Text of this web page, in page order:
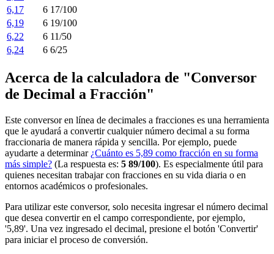
6,17
6 17/100
6,19
6 19/100
6,22
6 11/50
6,24
6 6/25
Acerca de la calculadora de "Conversor
de Decimal a Fracción"
Este conversor en línea de decimales a fracciones es una herramienta
que le ayudará a convertir cualquier número decimal a su forma
fraccionaria de manera rápida y sencilla. Por ejemplo, puede
ayudarte a determinar ¿Cuánto es 5,89 como fracción en su forma
más simple? (La respuesta es: 5 89/100). Es especialmente útil para
quienes necesitan trabajar con fracciones en su vida diaria o en
entornos académicos o profesionales.
Para utilizar este conversor, solo necesita ingresar el número decimal
que desea convertir en el campo correspondiente, por ejemplo,
'5,89'. Una vez ingresado el decimal, presione el botón 'Convertir'
para iniciar el proceso de conversión.